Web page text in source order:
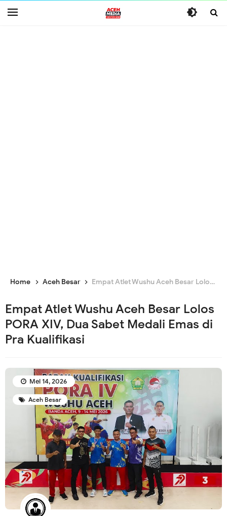
Home Aceh Besar Empat Atlet Wushu Aceh Besar Lolos PORA XIV, Dua Sabet Medali Emas di Pra Kualifikasi
Empat Atlet Wushu Aceh Besar Lolos
PORA XIV, Dua Sabet Medali Emas di
Pra Kualifikasi
Aceh Besar
Mei 14, 2026